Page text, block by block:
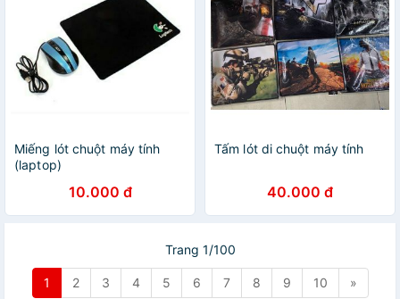
Miếng lót chuột máy tính
(laptop)
10.000 đ
Tấm lót di chuột máy tính
40.000 đ
Trang 1/100
1 2 3 4 5 6 7 8 9 10 »